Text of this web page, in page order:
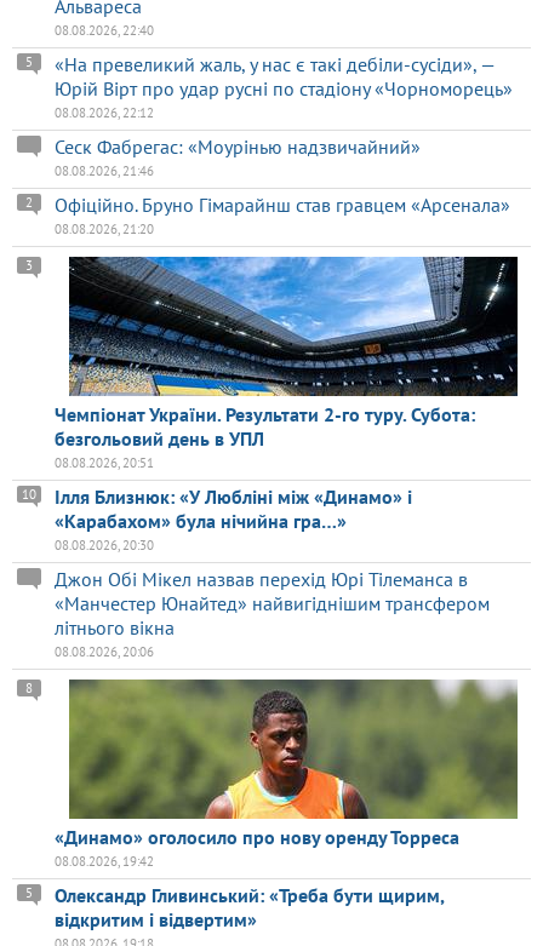
Альвареса
08.08.2026, 22:40
«На превеликий жаль, у нас є такі дебіли-сусіди», —
Юрій Вірт про удар русні по стадіону «Чорноморець»
5
08.08.2026, 22:12
Сеск Фабрегас: «Моурінью надзвичайний»
08.08.2026, 21:46
Офіційно. Бруно Гімарайнш став гравцем «Арсенала»
2
08.08.2026, 21:20
Чемпіонат України. Результати 2-го туру. Субота:
безгольовий день в УПЛ
3
08.08.2026, 20:51
Ілля Близнюк: «У Любліні між «Динамо» і
«Карабахом» була нічийна гра…»
10
08.08.2026, 20:30
Джон Обі Мікел назвав перехід Юрі Тілеманса в
«Манчестер Юнайтед» найвигіднішим трансфером
літнього вікна
08.08.2026, 20:06
«Динамо» оголосило про нову оренду Торреса
8
08.08.2026, 19:42
Олександр Гливинський: «Треба бути щирим,
відкритим і відвертим»
5